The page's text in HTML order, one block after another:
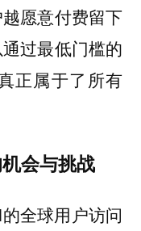
愿意付费留下
过最低门槛的
正属于了所有
会与挑战
全球用户访问